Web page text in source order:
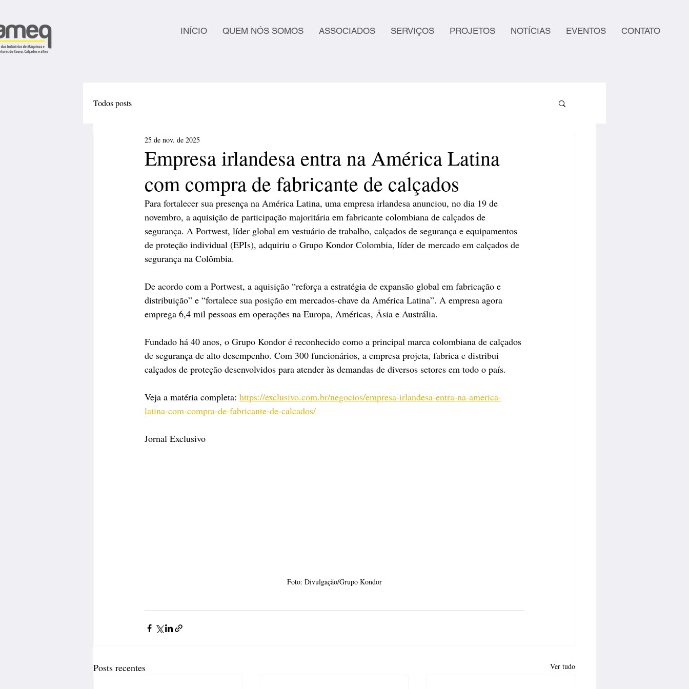
INÍCIO QUEM NÓS SOMOS ASSOCIADOS SERVIÇOS PROJETOS NOTÍCIAS EVENTOS CONTATO
Todos posts
Empresa irlandesa entra na América Latina
com compra de fabricante de calçados
25 de nov. de 2025
Para fortalecer sua presença na América Latina, uma empresa irlandesa anunciou, no dia 19 de
novembro, a aquisição de participação majoritária em fabricante colombiana de calçados de
segurança. A Portwest, líder global em vestuário de trabalho, calçados de segurança e equipamentos
de proteção individual (EPIs), adquiriu o Grupo Kondor Colombia, líder de mercado em calçados de
segurança na Colômbia.
De acordo com a Portwest, a aquisição “reforça a estratégia de expansão global em fabricação e
distribuição” e “fortalece sua posição em mercados-chave da América Latina”. A empresa agora
emprega 6,4 mil pessoas em operações na Europa, Américas, Ásia e Austrália.
Fundado há 40 anos, o Grupo Kondor é reconhecido como a principal marca colombiana de calçados
de segurança de alto desempenho. Com 300 funcionários, a empresa projeta, fabrica e distribui
calçados de proteção desenvolvidos para atender às demandas de diversos setores em todo o país.
Veja a matéria completa: https://exclusivo.com.br/negocios/empresa-irlandesa-entra-na-america-
latina-com-compra-de-fabricante-de-calcados/
Jornal Exclusivo
Foto: Divulgação/Grupo Kondor
Posts recentes Ver tudo